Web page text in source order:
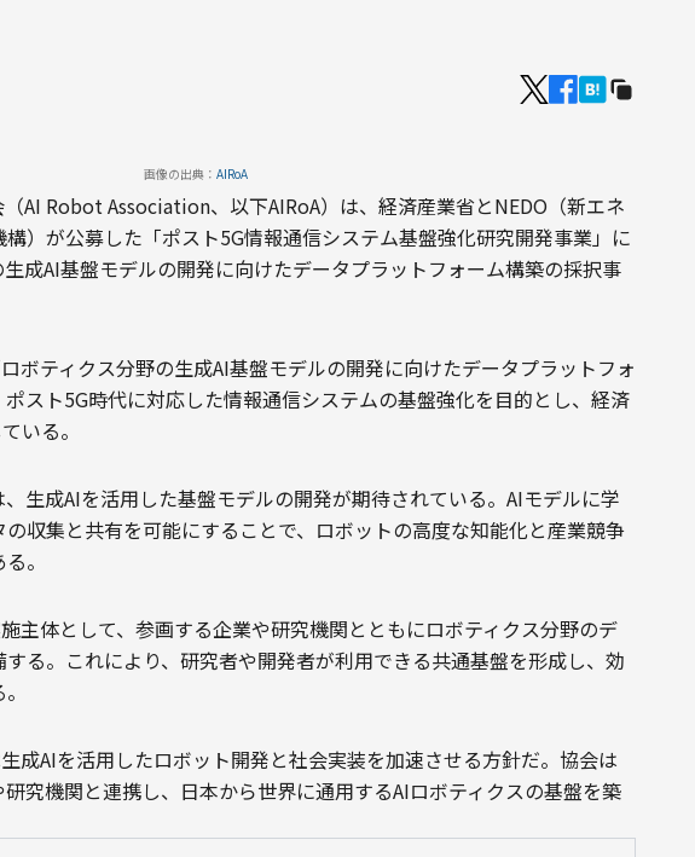
画像の出典： AIRoA
AI Robot Association、以下AIRoA）は、経済産業省とNEDO（新エネ
）が公募した「ポスト5G情報通信システム基盤強化研究開発事業」に
成AI基盤モデルの開発に向けたデータプラットフォーム構築の採択事
ボティクス分野の生成AI基盤モデルの開発に向けたデータプラットフォ
スト5G時代に対応した情報通信システムの基盤強化を目的とし、経済
いる。
生成AIを活用した基盤モデルの開発が期待されている。AIモデルに学
収集と共有を可能にすることで、ロボットの高度な知能化と産業競争
。
主体として、参画する企業や研究機関とともにロボティクス分野のデ
る。これにより、研究者や開発者が利用できる共通基盤を形成し、効
成AIを活用したロボット開発と社会実装を加速させる方針だ。協会は
究機関と連携し、日本から世界に通用するAIロボティクスの基盤を築